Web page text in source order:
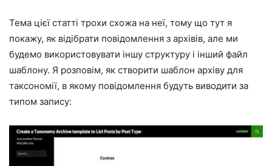
Тема цієї статті трохи схожа на неї, тому що тут я
покажу, як відібрати повідомлення з архівів, але ми
будемо використовувати іншу структуру і інший файл
шаблону. Я розповім, як створити шаблон архіву для
таксономії, в якому повідомлення будуть виводити за
типом запису: